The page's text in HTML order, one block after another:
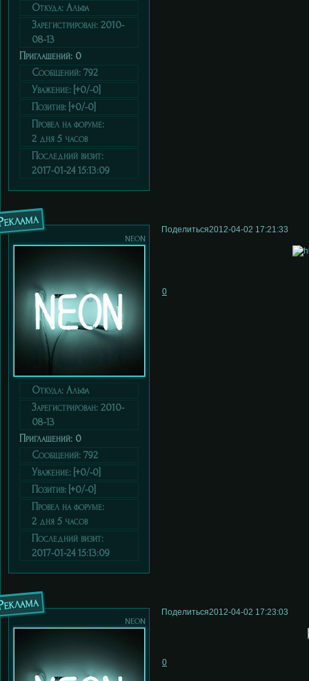
Откуда: Альфа
Зарегистрирован: 2010-
08-13
Приглашений: 0
Сообщений: 792
Уважение: [+0/-0]
Позитив: [+0/-0]
Провел на форуме:
2 дня 5 часов
Последний визит:
2017-01-24 15:13:09
Поделиться2012-04-02 17:21:33
neon
Откуда: Альфа
Зарегистрирован: 2010-
08-13
Приглашений: 0
Сообщений: 792
Уважение: [+0/-0]
Позитив: [+0/-0]
Провел на форуме:
2 дня 5 часов
Последний визит:
2017-01-24 15:13:09
0
Поделиться2012-04-02 17:23:03
neon
0